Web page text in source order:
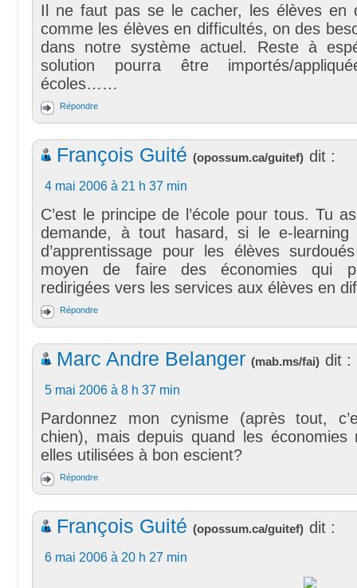
Il ne faut pas se le cacher, les élèves en
comme les élèves en difficultés, on des
dans notre système actuel. Reste à
solution pourra être importés/
écoles……
Répondre
François Guité (opossum.ca/guitef) dit :
4 mai 2006 à 21 h 37 min
C’est le principe de l’école pour tous. Tu
demande, à tout hasard, si le e-learning
d’apprentissage pour les élèves
moyen de faire des économies qui
redirigées vers les services aux élèves en
Répondre
Marc Andre Belanger (mab.ms/fai) dit :
5 mai 2006 à 8 h 37 min
Pardonnez mon cynisme (après tout,
chien), mais depuis quand les économies
elles utilisées à bon escient?
Répondre
François Guité (opossum.ca/guitef) dit :
6 mai 2006 à 20 h 27 min